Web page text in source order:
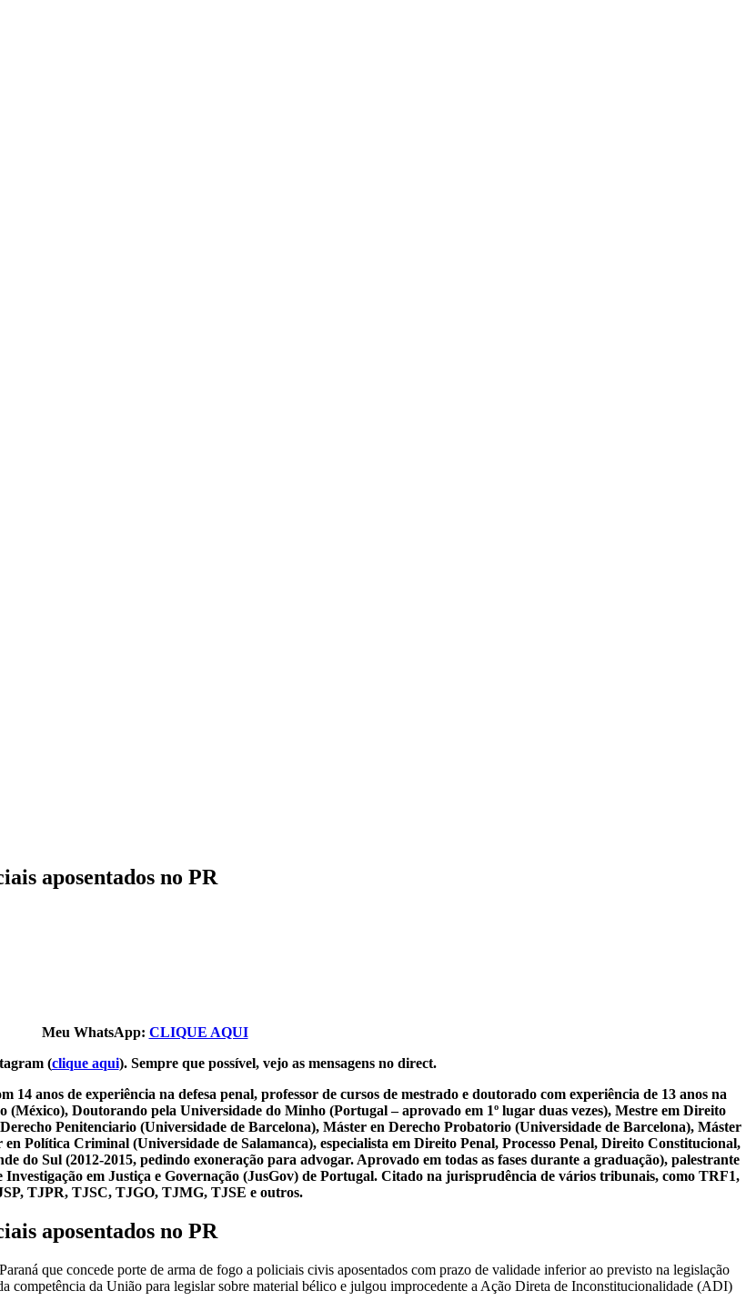
aposentados no PR
Meu WhatsApp: CLIQUE AQUI
(clique aqui). Sempre que possível, vejo as mensagens no direct.
anos de experiência na defesa penal, professor de cursos de mestrado e doutorado com experiência de 13 anos na
Doutorando pela Universidade do Minho (Portugal – aprovado em 1º lugar duas vezes), Mestre em Direito
Penitenciario (Universidade de Barcelona), Máster en Derecho Probatorio (Universidade de Barcelona), Máster
Política Criminal (Universidade de Salamanca), especialista em Direito Penal, Processo Penal, Direito Constitucional,
do Sul (2012-2015, pedindo exoneração para advogar. Aprovado em todas as fases durante a graduação), palestrante
em Justiça e Governação (JusGov) de Portugal. Citado na jurisprudência de vários tribunais, como TRF1,
TJPR, TJSC, TJGO, TJMG, TJSE e outros.
aposentados no PR
que concede porte de arma de fogo a policiais civis aposentados com prazo de validade inferior ao previsto na legislação
competência da União para legislar sobre material bélico e julgou improcedente a Ação Direta de Inconstitucionalidade (ADI)